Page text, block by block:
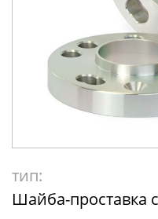
тип:
Шайба-проставка